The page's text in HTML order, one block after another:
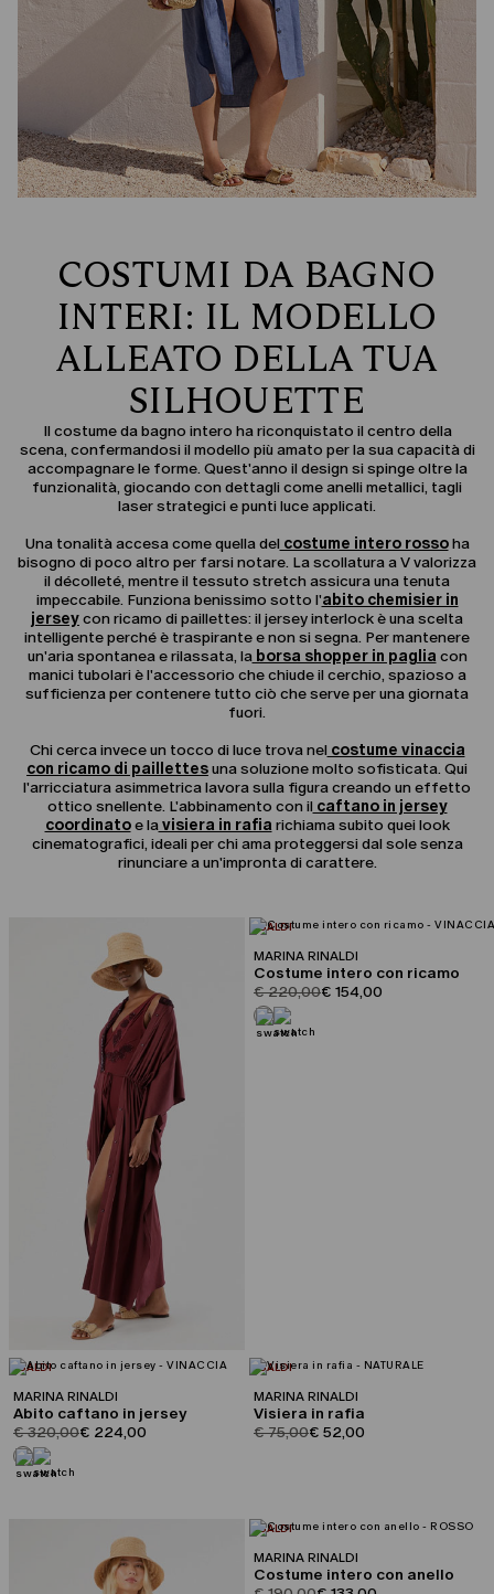
COSTUMI DA BAGNO
INTERI: IL MODELLO
ALLEATO DELLA TUA
SILHOUETTE
Il costume da bagno intero ha riconquistato il centro della
scena, confermandosi il modello più amato per la sua capacità di
accompagnare le forme. Quest'anno il design si spinge oltre la
funzionalità, giocando con dettagli come anelli metallici, tagli
laser strategici e punti luce applicati.
Una tonalità accesa come quella del costume intero rossoha
bisogno di poco altro per farsi notare. La scollatura a V valorizza
il décolleté, mentre il tessuto stretch assicura una tenuta
impeccabile. Funziona benissimo sotto l'abito chemisier in
jerseycon ricamo di paillettes: il jersey interlock è una scelta
intelligente perché è traspirante e non si segna. Per mantenere
un'aria spontanea e rilassata, laborsa shopper in paglia con
manici tubolari è l'accessorio che chiude il cerchio, spazioso a
sufficienza per contenere tutto ciò che serve per una giornata
fuori.
Chi cerca invece un tocco di luce trova nel costume vinaccia
con ricamo di paillettesuna soluzione molto sofisticata. Qui
l'arricciatura asimmetrica lavora sulla figura creando un effetto
ottico snellente. L'abbinamento con il caftano in jersey
coordinatoe lavisiera in rafia richiama subito quei look
cinematografici, ideali per chi ama proteggersi dal sole senza
rinunciare a un'impronta di carattere.
CATEGORIA:
SALDI
MARINA RINALDI
Costume intero con ricamo
product.price.original
€ 220,00product.price.sale
€ 154,00
CATEGORIA:
SALDI
MARINA RINALDI
Abito caftano in jersey
product.price.original
€ 320,00product.price.sale
€ 224,00
CATEGORIA:
SALDI
MARINA RINALDI
Visiera in rafia
product.price.original
€ 75,00product.price.sale
€ 52,00
CATEGORIA:
SALDI
MARINA RINALDI
Costume intero con anello